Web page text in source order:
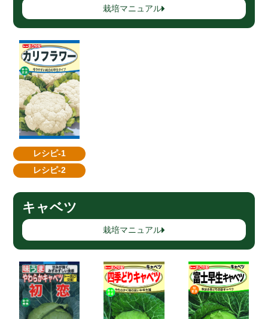
栽培マニュアル
レシピ-1
レシピ-2
キャベツ
栽培マニュアル